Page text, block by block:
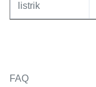
listrik
FAQ